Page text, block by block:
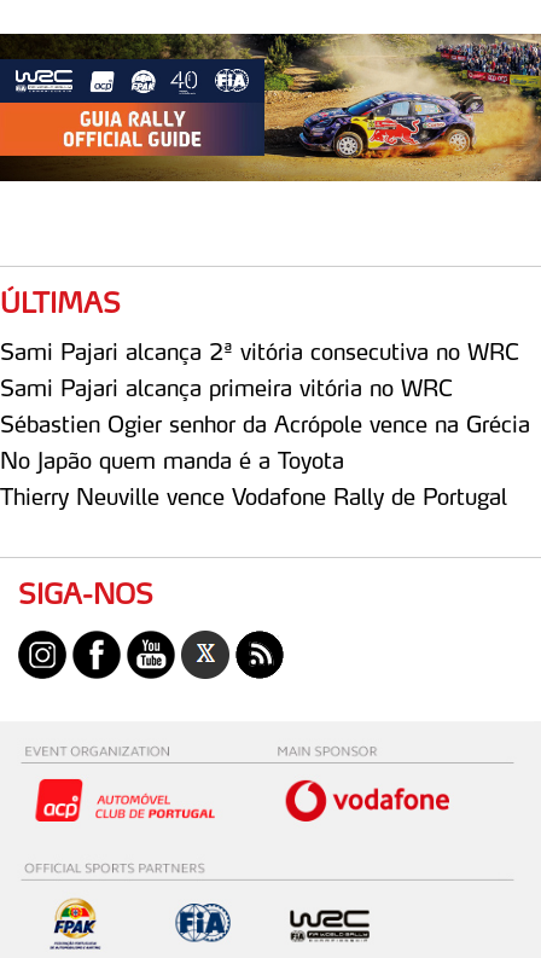
ÚLTIMAS
Sami Pajari alcança 2ª vitória consecutiva no WRC
Sami Pajari alcança primeira vitória no WRC
Sébastien Ogier senhor da Acrópole vence na Grécia
No Japão quem manda é a Toyota
Thierry Neuville vence Vodafone Rally de Portugal
SIGA-NOS